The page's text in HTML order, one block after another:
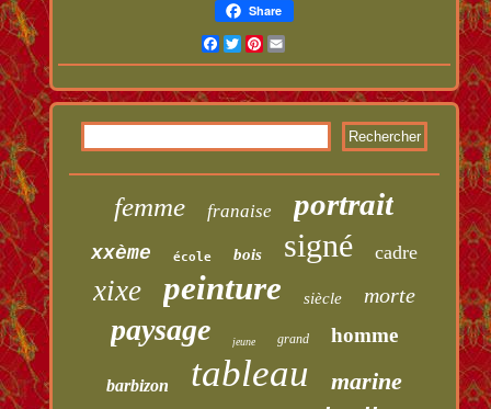
Share
Facebook
TwitterPinterest
femme franaise portrait
xxème école bois signé cadre
xixe peinture siècle morte
paysage jeune grand homme
barbizon tableau marine